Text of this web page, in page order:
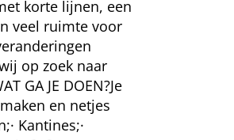
korte lijnen, een
veel ruimte voor
op zoek naar
GA JE DOEN?Je
en netjes
Kantines;·